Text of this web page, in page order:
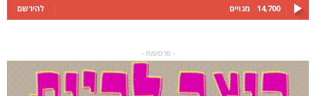
14,700 מנויים להירשם
- פרסומת -